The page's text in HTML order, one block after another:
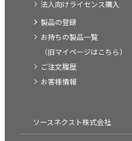
法人向けライセンス購入
製品の登録
お持ちの製品一覧
（旧マイページはこちら）
ご注文履歴
お客様情報
ソースネクスト株式会社